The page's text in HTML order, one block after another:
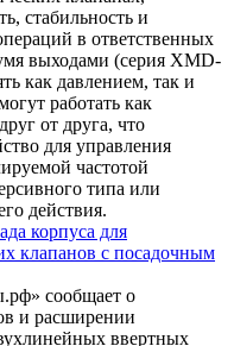
стабильность и
в ответственных
выходами (серия XMD-
как давлением, так и
работать как
от друга, что
для управления
частотой
типа или
действия.
корпуса для
клапанов с посадочным
сообщает о
и расширении
ввертных